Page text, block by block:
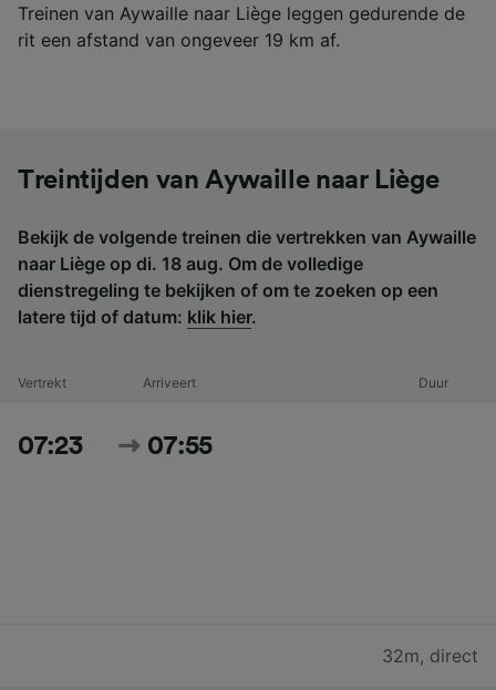
Treinen van Aywaille naar Liège leggen gedurende de
rit een afstand van ongeveer 19 km af.
Treintijden van Aywaille naar Liège
Bekijk de volgende treinen die vertrekken van Aywaille
naar Liège op di. 18 aug. Om de volledige
dienstregeling te bekijken of om te zoeken op een
latere tijd of datum: klik hier.
Vertrekt Arriveert Duur
07:23 07:55
32m, direct